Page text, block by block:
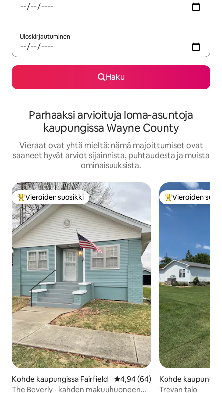
Uloskirjautuminen
Haku
Parhaaksi arvioituja loma-asuntoja
kaupungissa Wayne County
Vieraat ovat yhtä mieltä: nämä majoittumiset ovat
saaneet hyvät arviot sijainnista, puhtaudesta ja muista
ominaisuuksista.
Vieraiden suosikkien parhaimmistoa
Vieraiden suosikki
Kohde kaupungissa Fairfield Keskimääräinen arvio 4,94/5,
4,94 (64)
The Beverly - kahden makuuhuoneen
Vieraiden
Vieraiden
Kohde
ity
Trevan talo